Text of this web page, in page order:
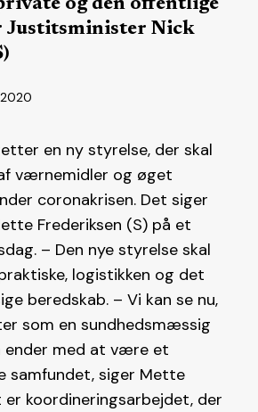
og den offentlige
Justitsminister Nick
en ny styrelse, der skal
værnemidler og øget
coronakrisen. Det siger
Frederiksen (S) på et
– Den nye styrelse skal
logistikken og det
beredskab. – Vi kan se nu,
som en sundhedsmæssig
ender med at være et
samfundet, siger Mette
er koordineringsarbejdet, der